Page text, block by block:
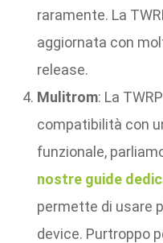
raramente. La
aggiornata con
release.
Mulitrom: La
compatibilità con
funzionale,
nostre guide
permette di usare
device. Purtroppo